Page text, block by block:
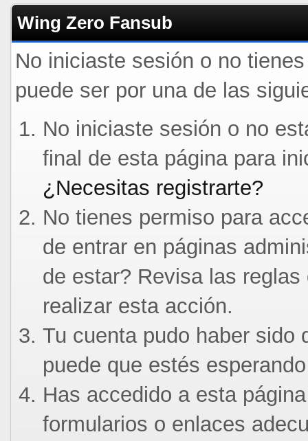
Wing Zero Fansub
No iniciaste sesión o no
puede ser por una de las
No iniciaste sesión o no
final de esta página para
¿Necesitas registrarte?
No tienes permiso para
de entrar en páginas
de estar? Revisa las
realizar esta acción.
Tu cuenta pudo haber sido
puede que estés
Has accedido a esta
formularios o enlaces